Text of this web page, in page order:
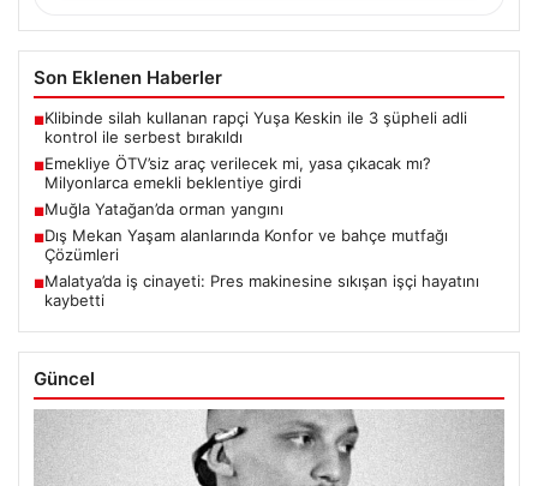
Son Eklenen Haberler
■Klibinde silah kullanan rapçi Yuşa Keskin ile 3 şüpheli adli
kontrol ile serbest bırakıldı
■Emekliye ÖTV’siz araç verilecek mi, yasa çıkacak mı?
Milyonlarca emekli beklentiye girdi
■Muğla Yatağan’da orman yangını
■Dış Mekan Yaşam alanlarında Konfor ve bahçe mutfağı
Çözümleri
■Malatya’da iş cinayeti: Pres makinesine sıkışan işçi hayatını
kaybetti
Güncel